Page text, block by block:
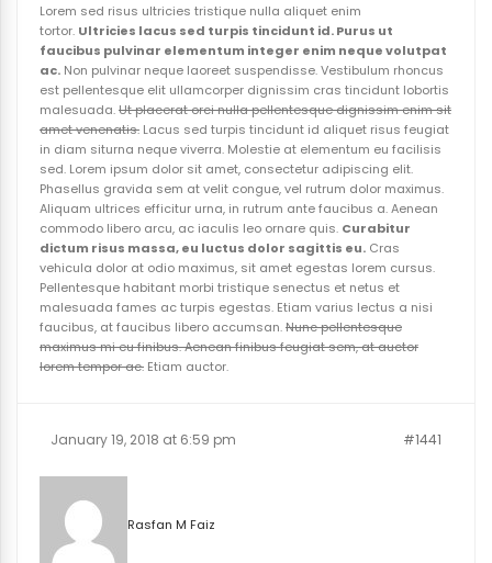
Lorem sed risus ultricies tristique nulla aliquet enim
tortor. Ultricies lacus sed turpis tincidunt id. Purus ut
faucibus pulvinar elementum integer enim neque volutpat
ac.Non pulvinar neque laoreet suspendisse. Vestibulum rhoncus
est pellentesque elit ullamcorper dignissim cras tincidunt lobortis
malesuada.Ut placerat orci nulla pellentesque dignissim enim sit
amet venenatis.Lacus sed turpis tincidunt id aliquet risus feugiat
in diam siturna neque viverra. Molestie at elementum eu facilisis
sed. Lorem ipsum dolor sit amet, consectetur adipiscing elit.
Phasellus gravida sem at velit congue, vel rutrum dolor maximus.
Aliquam ultrices efficitur urna, in rutrum ante faucibus a. Aenean
commodo libero arcu, ac iaculis leo ornare quis. Curabitur
dictum risus massa, eu luctus dolor sagittis eu.Cras
vehicula dolor at odio maximus, sit amet egestas lorem cursus.
Pellentesque habitant morbi tristique senectus et netus et
malesuada fames ac turpis egestas. Etiam varius lectus a nisi
faucibus, at faucibus libero accumsan.Nunc pellentesque
maximus mi eu finibus. Aenean finibus feugiat sem, at auctor
lorem tempor ac.Etiam auctor.
January 19, 2018 at 6:59 pm #1441
Rasfan M Faiz